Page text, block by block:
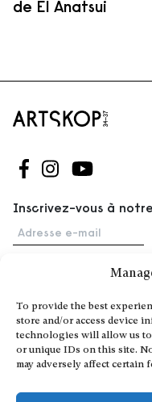
To provide the best
store and/or access device
technologies will allow us to
or unique IDs on this site.
may adversely affect certain
de El Anatsui
Suivez-nous sur
Suivez-nous sur
Suivez-nous
Inscrivez-vous à
Adresse e-mail
Accueil
Événements
À propos
Partenaires
Contact